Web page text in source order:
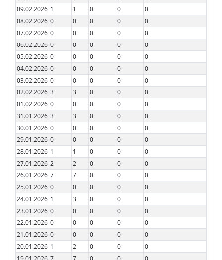
09.02.2026 1 1 0 0
0
08.02.2026 0 0 0 0
0
07.02.2026 0 0 0 0
0
06.02.2026 0 0 0 0
0
05.02.2026 0 0 0 0
0
04.02.2026 0 0 0 0
0
03.02.2026 0 0 0 0
0
02.02.2026 3 3 0 0
0
01.02.2026 0 0 0 0
0
31.01.2026 3 3 0 0
0
30.01.2026 0 0 0 0
0
29.01.2026 0 0 0 0
0
28.01.2026 1 1 0 0
0
27.01.2026 2 2 0 0
0
26.01.2026 7 7 0 0
0
25.01.2026 0 0 0 0
0
24.01.2026 1 3 0 0
0
23.01.2026 0 0 0 0
0
22.01.2026 0 0 0 0
0
21.01.2026 0 0 0 0
0
20.01.2026 1 2 0 0
0
19.01.2026 7 7 0 0 0